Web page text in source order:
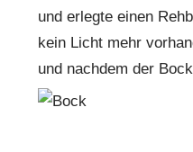
und erlegte einen
kein Licht mehr
und nachdem der